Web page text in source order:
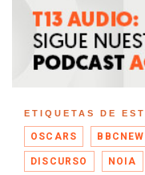
ETIQUETAS DE
OSCARS
DISCURSO NOIA